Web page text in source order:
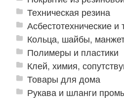
Техническая резина
Асбестотехнические
Кольца, шайбы,
Полимеры и пластики
Клей, химия,
Товары для дома
Рукава и шланги